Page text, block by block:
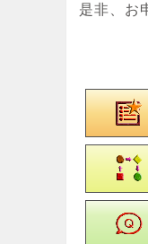
是非、お